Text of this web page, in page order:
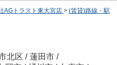
AGトラスト東大宮店 > (賃貸)路線・駅
北区 / 蓮田市 /